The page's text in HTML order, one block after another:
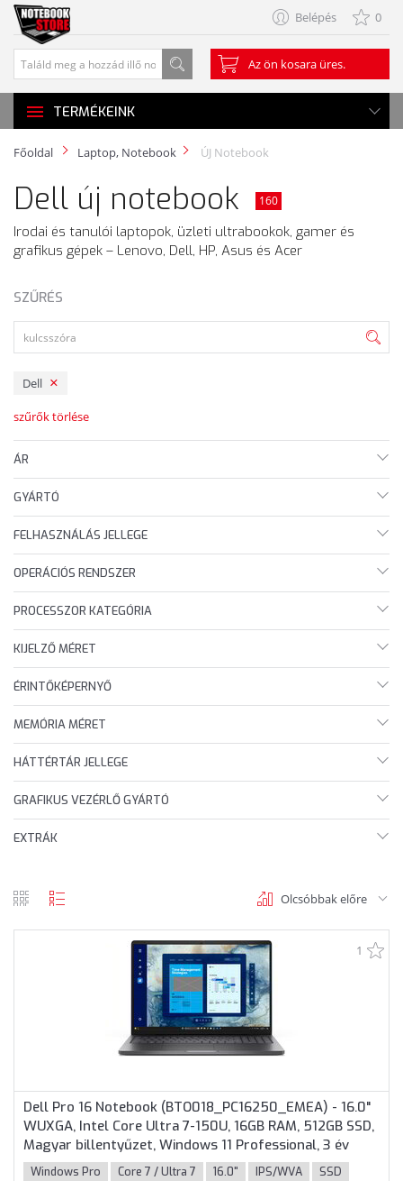
Belépés 0
Az ön kosara üres.
TERMÉKEINK
Főoldal Laptop, Notebook ÚJ Notebook
Dell új notebook 160
Irodai és tanulói laptopok, üzleti ultrabookok, gamer és
grafikus gépek – Lenovo, Dell, HP, Asus és Acer
SZŰRÉS
Dell
szűrők törlése
ÁR
GYÁRTÓ
FELHASZNÁLÁS JELLEGE
OPERÁCIÓS RENDSZER
PROCESSZOR KATEGÓRIA
KIJELZŐ MÉRET
ÉRINTŐKÉPERNYŐ
MEMÓRIA MÉRET
HÁTTÉRTÁR JELLEGE
GRAFIKUS VEZÉRLŐ GYÁRTÓ
EXTRÁK
Olcsóbbak előre
1
Dell Pro 16 Notebook (BTO018_PC16250_EMEA) - 16.0"
WUXGA, Intel Core Ultra 7-150U, 16GB RAM, 512GB SSD,
Magyar billentyűzet, Windows 11 Professional, 3 év
garancia, Grafitszürke színben
Windows Pro Core 7 / Ultra 7 16.0" IPS/WVA
SSD